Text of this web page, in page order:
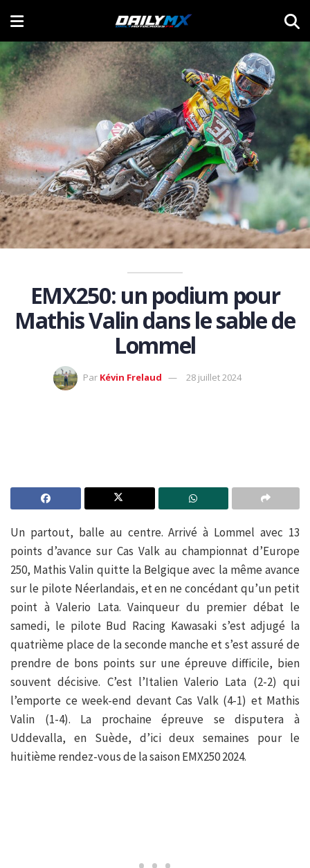
EMX250: un podium pour
Mathis Valin dans le sable de
Lommel
Par Kévin Frelaud 28 juillet 2024
Un partout, balle au centre. Arrivé à Lommel avec 13
points d’avance sur Cas Valk au championnat d’Europe
250, Mathis Valin quitte la Belgique avec la même avance
sur le pilote Néerlandais, et en ne concédant qu’un petit
point à Valerio Lata. Vainqueur du premier débat le
samedi, le pilote Bud Racing Kawasaki s’est adjugé la
quatrième place de la seconde manche et s’est assuré de
prendre de bons points sur une épreuve difficile, bien
souvent décisive. C’est l’Italien Valerio Lata (2-2) qui
l’emporte ce week-end devant Cas Valk (4-1) et Mathis
Valin (1-4). La prochaine épreuve se disputera à
Uddevalla, en Suède, d’ici deux semaines pour le
huitième rendez-vous de la saison EMX250 2024.